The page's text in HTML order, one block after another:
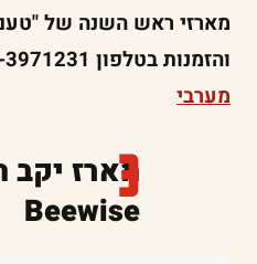
מארזי ראש השנה של
והזמנות בטלפון 072-3971231 או ב
מערבי
מארז יקב
Beewise